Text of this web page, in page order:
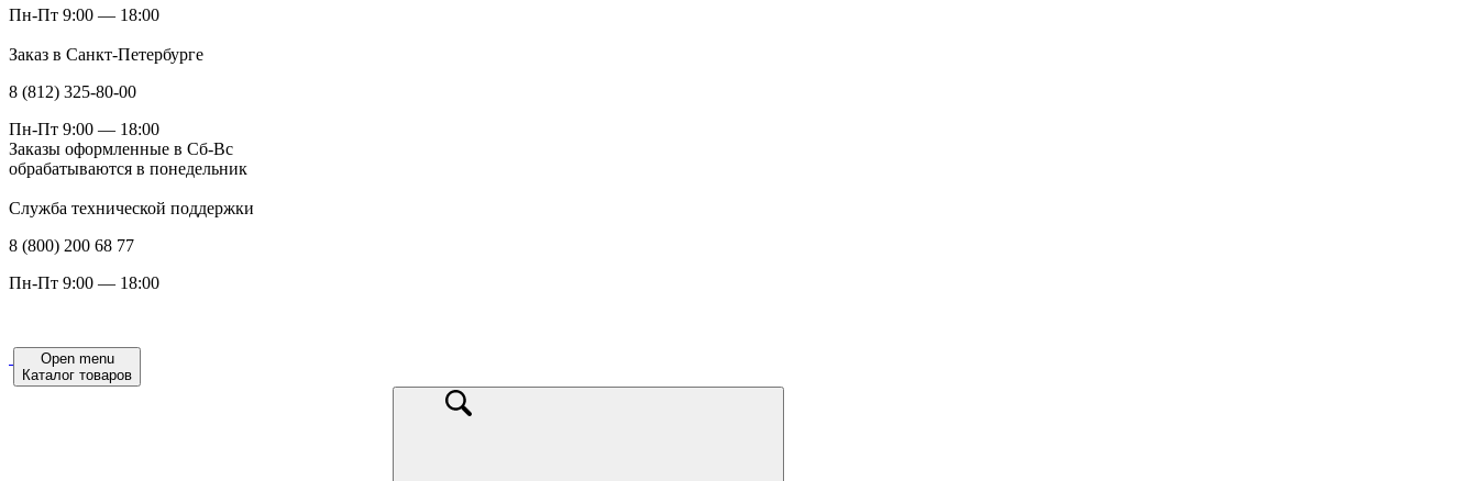
Пн-Пт 9:00 — 18:00
Заказ в Санкт-Петербурге
8 (812) 325-80-00
Пн-Пт 9:00 — 18:00
Заказы оформленные в Сб-Вс
обрабатываются в понедельник
Служба технической поддержки
8 (800) 200 68 77
Пн-Пт 9:00 — 18:00
Open menu
Каталог товаров